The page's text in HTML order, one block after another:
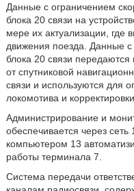
Данные с ограничением
блока 20 связи на
мере их актуализации, где
движения поезда. Данные
блока 20 связи
от спутниковой
связи и используются для
локомотива и
Администрирование и
обеспечивается через
компьютером 13
работы терминала 7.
Система передачи